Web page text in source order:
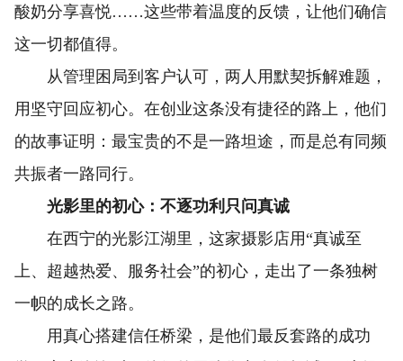
酸奶分享喜悦……这些带着温度的反馈，让他们确信
这一切都值得。
从管理困局到客户认可，两人用默契拆解难题，
用坚守回应初心。在创业这条没有捷径的路上，他们
的故事证明：最宝贵的不是一路坦途，而是总有同频
共振者一路同行。
光影里的初心：不逐功利只问真诚
在西宁的光影江湖里，这家摄影店用“真诚至
上、超越热爱、服务社会”的初心，走出了一条独树
一帜的成长之路。
用真心搭建信任桥梁，是他们最反套路的成功